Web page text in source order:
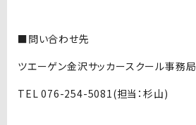
■問い合わせ先
ツエーゲン金沢サッカースクール事務局
TEL 076-254-5081(担当：杉山)